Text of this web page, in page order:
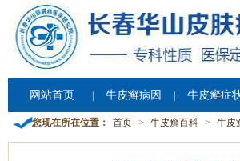
网站首页 牛皮癣病因 牛皮癣症
您现在所在位置： 首页 > 牛皮癣百科 > 牛皮